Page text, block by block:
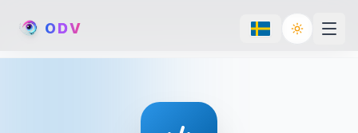
ODV Toggle